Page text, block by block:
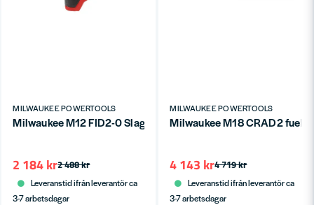
MILWAUKEE POWERTOOLS
Milwaukee M12 FID2-0 Slagskruvdragare 12V (utan batterier)
2 488 kr
2 184 kr
Leveranstid ifrån leverantör ca
3-7 arbetsdagar
MILWAUKEE POWERTOOLS
Milwaukee M18 CRAD2 fuel
4 719 kr
4 143 kr
Leveranstid ifrån leverantör ca
3-7 arbetsdagar